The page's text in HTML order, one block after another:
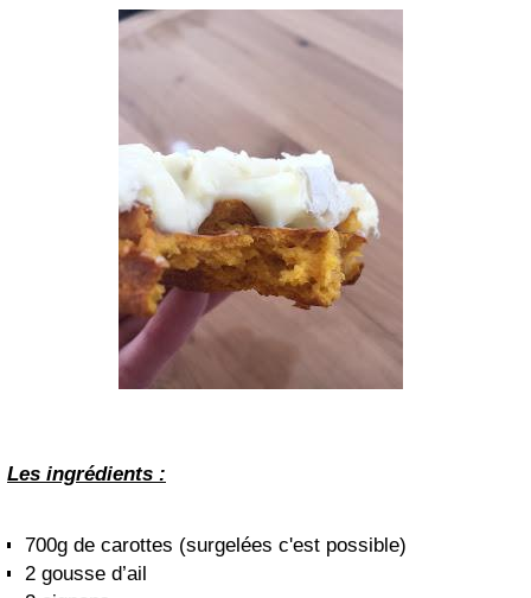
Les ingrédients :
700g de carottes (surgelées c'est possible)
2 gousse d’ail